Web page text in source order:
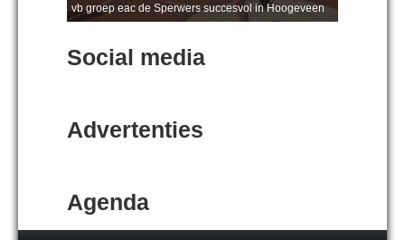
vb groep eac de Sperwers succesvol in Hoogeveen
Social media
Advertenties
Agenda